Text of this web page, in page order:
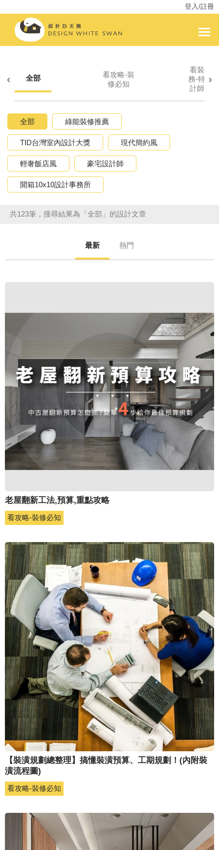
登入/註冊
全部
看攻略-裝
修必知
看裝修服
務-特色
計師服務
全部 綠能裝修推薦
TID台灣室內設計大獎 現代簡約風
輕奢飯店風 豪宅設計師
開箱10x10設計事務所
共123筆，搜尋結果為「全部」的設計文章
最新 熱門
老屋翻新工法,預算,重點攻略
看攻略-裝修必知
【裝潢規劃總整理】搞懂裝潢預算、工期規劃！(內附裝
潢流程圖)
看攻略-裝修必知